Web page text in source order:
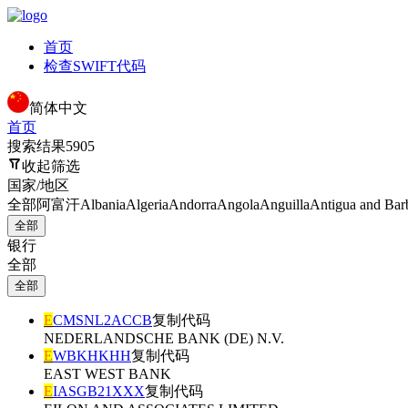
首页
检查SWIFT代码
简体中文
首页
搜索结果5905
收起筛选
国家/地区
全部阿富汗AlbaniaAlgeriaAndorraAngolaAnguillaAntigua and
全部
银行
全部
全部
ECMSNL2ACCB复制代码
NEDERLANDSCHE BANK (DE) N.V.
EWBKHKHH复制代码
EAST WEST BANK
EIASGB21XXX复制代码